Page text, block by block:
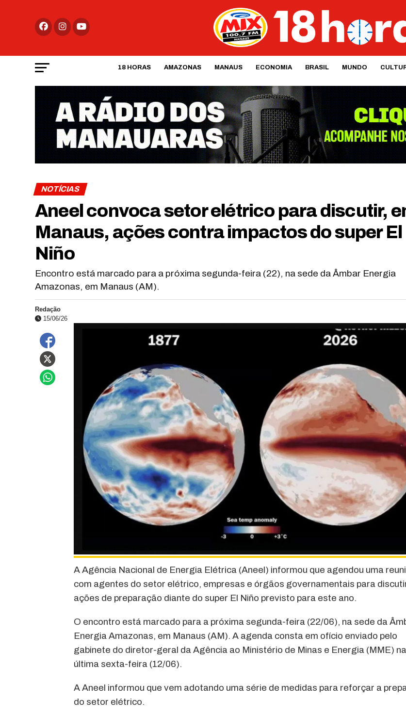
18 HORAS AMAZONAS MANAUS ECONOMIA BRASIL MUNDO
NOTÍCIAS
Aneel convoca setor elétrico para discutir,
Manaus, ações contra impactos do super El
Niño
Encontro está marcado para a próxima segunda-feira (22), na sede da Âmbar Energia
Amazonas, em Manaus (AM).
Redação
15/06/26
A Agência Nacional de Energia Elétrica (Aneel) informou que agendou uma
com agentes do setor elétrico, empresas e órgãos governamentais para
ações de preparação diante do super El Niño previsto para este ano.
O encontro está marcado para a próxima segunda-feira (22/06), na sede da
Energia Amazonas, em Manaus (AM). A agenda consta em ofício enviado pelo
gabinete do diretor-geral da Agência ao Ministério de Minas e Energia (MME) na
última sexta-feira (12/06).
A Aneel informou que vem adotando uma série de medidas para reforçar a
do setor elétrico.